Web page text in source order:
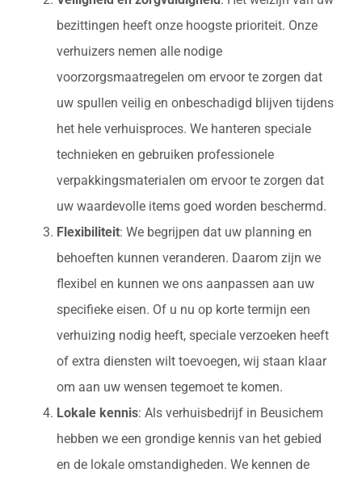
bezittingen heeft onze hoogste prioriteit. Onze
verhuizers nemen alle nodige
voorzorgsmaatregelen om ervoor te zorgen dat
uw spullen veilig en onbeschadigd blijven tijdens
het hele verhuisproces. We hanteren speciale
technieken en gebruiken professionele
verpakkingsmaterialen om ervoor te zorgen dat
uw waardevolle items goed worden beschermd.
Flexibiliteit: We begrijpen dat uw planning en
behoeften kunnen veranderen. Daarom zijn we
flexibel en kunnen we ons aanpassen aan uw
specifieke eisen. Of u nu op korte termijn een
verhuizing nodig heeft, speciale verzoeken heeft
of extra diensten wilt toevoegen, wij staan klaar
om aan uw wensen tegemoet te komen.
Lokale kennis: Als verhuisbedrijf in Beusichem
hebben we een grondige kennis van het gebied
en de lokale omstandigheden. We kennen de